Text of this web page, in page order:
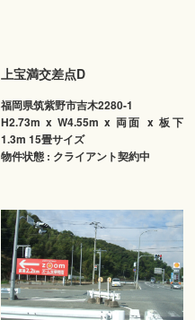
上宝満交差点D
福岡県筑紫野市吉木2280-1
H2.73m x W4.55m x 両面 x 板下
1.3m 15畳サイズ
物件状態 : クライアント契約中